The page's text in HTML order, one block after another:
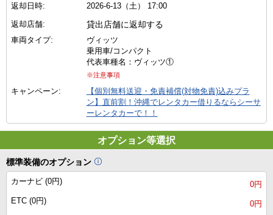
返却日時:
2026-6-13（土） 17:00
返却店舗:
貸出店舗に返却する
車両タイプ:
ヴィッツ
乗用車/コンパクト
代表車種名：ヴィッツ①
※注意事項
キャンペーン:
【個別無料送迎・免責補償(対物免責)込みプラ
ン】直前割！沖縄でレンタカー借りるならシーサ
ーレンタカーで！！
オプション等選択
標準装備のオプション
カーナビ (0円)
0円
ETC (0円)
0円